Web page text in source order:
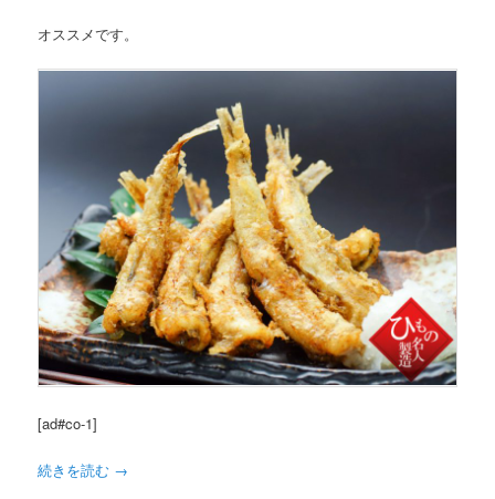
オススメです。
[ad#co-1]
続きを読む →